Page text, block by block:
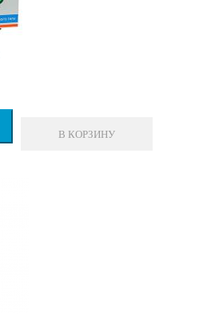
В КОРЗИНУ